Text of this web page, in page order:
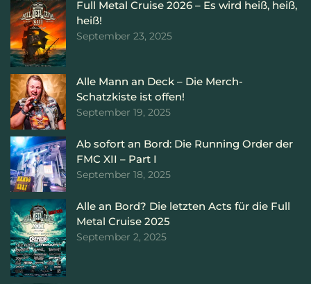
Full Metal Cruise 2026 – Es wird heiß, heiß,
heiß!
September 23, 2025
Alle Mann an Deck – Die Merch-
Schatzkiste ist offen!
September 19, 2025
Ab sofort an Bord: Die Running Order der
FMC XII – Part I
September 18, 2025
Alle an Bord? Die letzten Acts für die Full
Metal Cruise 2025
September 2, 2025